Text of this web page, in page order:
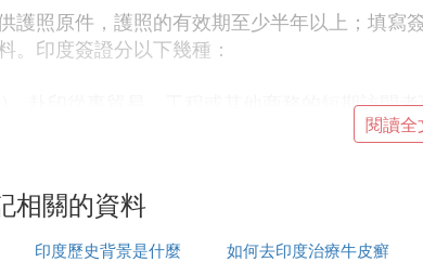
護照原件，護照的有效期至少半年以上；填
。印度簽證分以下幾種：
。赴印從事貿易、工程或其他商務的短期訪問
構的邀請函。「中方被授權單位」指中國各
。如不能提供中方被授權單位的信函或印方認
閱讀全
相關的資料
印度歷史背景是什麼 如何去印度治療牛皮癬